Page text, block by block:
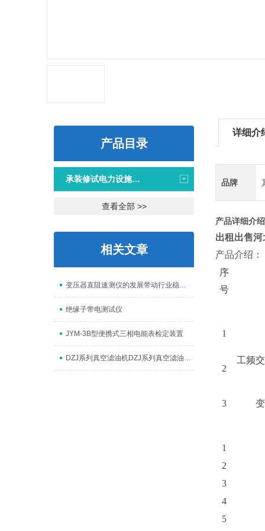
产品目录
承装修试电力设施施工机具
查看全部 >>
相关文章
变压器直阻速测仪的发展带动行业稳定向前
绝缘子带电测试仪
JYM-3B型便携式三相电能表检定装置
DZJ系列真空滤油机DZJ系列真空滤油机DZJ系列真空滤油机
详细介
品牌
产品详细介绍
出租出售
产品介绍：
序
号
1
2
工频
3
1
2
3
4
5